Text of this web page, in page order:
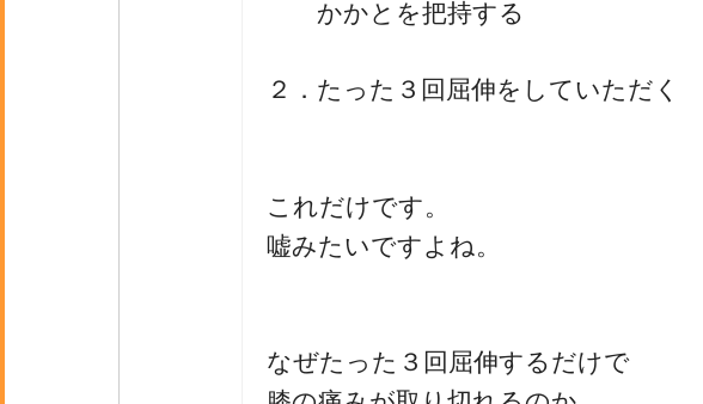
かかとを把持する
２．たった３回屈伸をしていただく
これだけです。
嘘みたいですよね。
なぜたった３回屈伸するだけで